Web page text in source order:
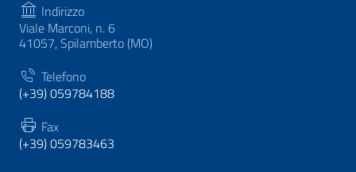
Indirizzo
Viale Marconi, n. 6
41057, Spilamberto (MO)
Telefono
(+39) 059784188
Fax
(+39) 059783463